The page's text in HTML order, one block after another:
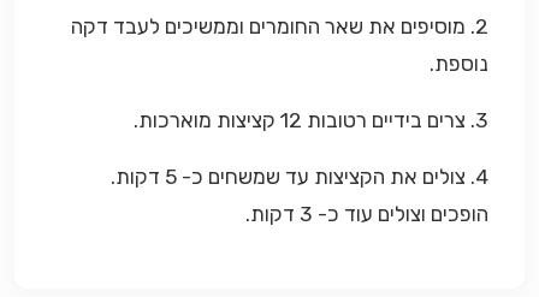
2. מוסיפים את שאר החומרים וממשיכים לעבד דקה
נוספת.
3. צרים בידיים רטובות 12 קציצות מוארכות.
4. צולים את הקציצות עד שמשחים כ- 5 דקות.
הופכים וצולים עוד כ- 3 דקות.